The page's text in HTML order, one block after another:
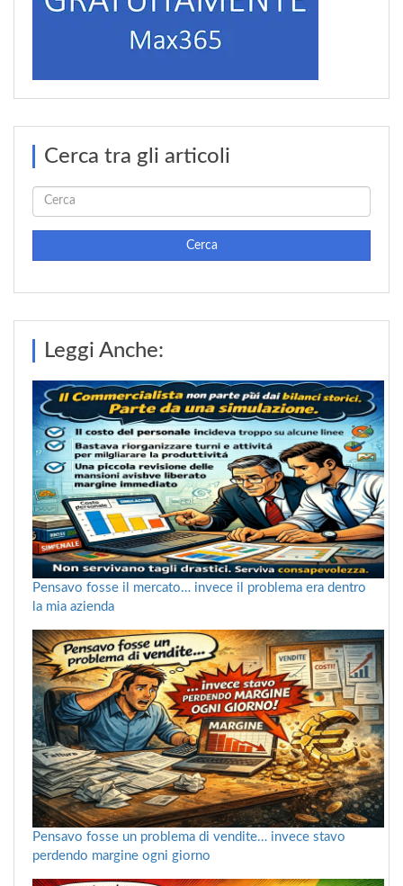
Cerca tra gli articoli
Cerca
Leggi Anche:
Pensavo fosse il mercato… invece il problema era dentro
la mia azienda
Pensavo fosse un problema di vendite… invece stavo
perdendo margine ogni giorno